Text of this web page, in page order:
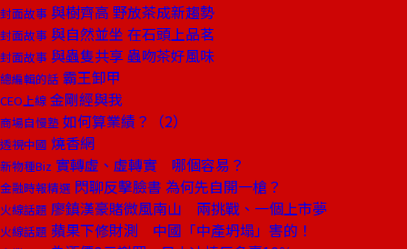
封面故事 與樹齊高 野放茶成新趨勢
封面故事 與自然並坐 在石頭上品茗
封面故事 與蟲隻共享 蟲吻茶好風味
總編輯的話 霸王卸甲
CEO上線 金剛經與我
商場自慢塾 如何算業績？（2）
透視中國 燒香網
新物種Biz 實轉虛、虛轉實 哪個容易？
金融時報精選 閃聊反擊臉書 為何先自開一槍？
火線話題 廖鎮漢豪賭微風南山 兩挑戰、一個上市夢
火線話題 蘋果下修財測 中國「中產坍塌」害的！